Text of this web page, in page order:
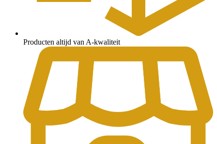
Producten altijd van A-kwaliteit